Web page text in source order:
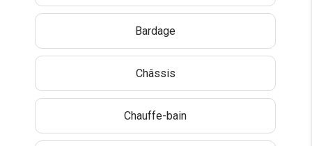
Bardage
Châssis
Chauffe-bain